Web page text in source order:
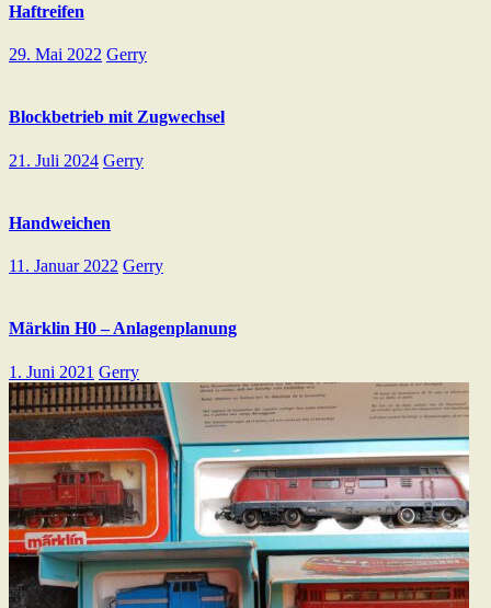
Haftreifen
29. Mai 2022 Gerry
Blockbetrieb mit Zugwechsel
21. Juli 2024 Gerry
Handweichen
11. Januar 2022 Gerry
Märklin H0 – Anlagenplanung
1. Juni 2021 Gerry